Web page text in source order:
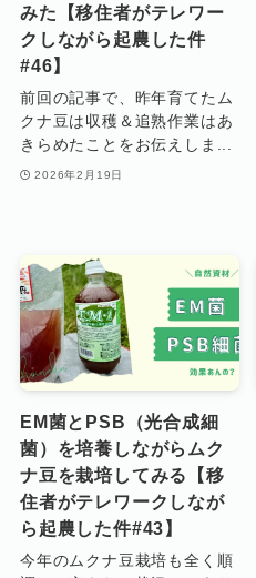
みた【移住者がテレワー
クしながら起農した件
#46】
前回の記事で、昨年育てたム
クナ豆は収穫＆追熟作業はあ
きらめたことをお伝えしま...
2026年2月19日
EM菌とPSB（光合成細
菌）を培養しながらムク
ナ豆を栽培してみる【移
住者がテレワークしなが
ら起農した件#43】
今年のムクナ豆栽培も全く順